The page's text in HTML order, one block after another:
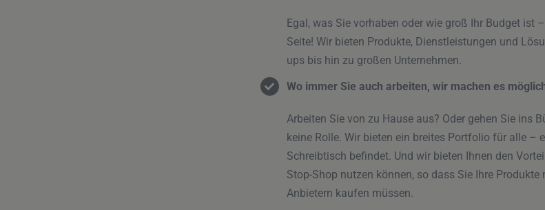
Egal, was Sie vorhaben oder wie groß Ihr Budget ist
Seite! Wir bieten Produkte, Dienstleistungen und
ups bis hin zu großen Unternehmen.
Wo immer Sie auch arbeiten, wir machen es
Arbeiten Sie von zu Hause aus? Oder gehen Sie ins
keine Rolle. Wir bieten ein breites Portfolio für alle –
Schreibtisch befindet. Und wir bieten Ihnen den
Stop-Shop nutzen können, so dass Sie Ihre Produkte
Anbietern kaufen müssen.